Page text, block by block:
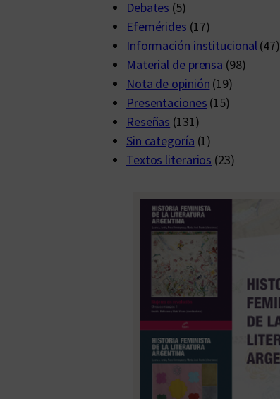
Debates (5)
Efemérides (17)
Información institucional(47)
Material de prensa (98)
Nota de opinión (19)
Presentaciones (15)
Reseñas (131)
Sin categoría (1)
Textos literarios (23)